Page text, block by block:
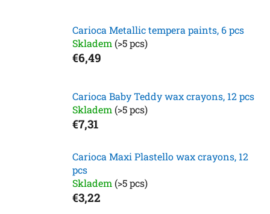
Carioca Metallic tempera paints, 6 pcs
Skladem (>5 pcs)
€6,49
Carioca Baby Teddy wax crayons, 12 pcs
Skladem (>5 pcs)
€7,31
Carioca Maxi Plastello wax crayons, 12
pcs
Skladem (>5 pcs)
€3,22